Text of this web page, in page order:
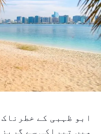
ابو ظہبی کے
میں تیراکی سے گریز